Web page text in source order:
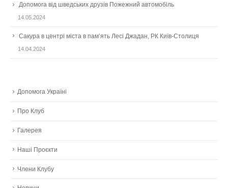
Допомога від шведських друзів Пожежний автомобіль
14.05.2024
Сакура в центрі міста в пам’ять Лесі Джадан, РК Київ-Столиця
14.04.2024
Допомога Україні
Про Клуб
Галерея
Наші Проєкти
Члени Клубу